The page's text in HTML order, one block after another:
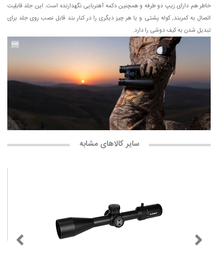
خاطر هم دارای زیپ دو طرفه و همچنین دکمه آهنربایی نگهدارنده است. این جلد قابلیت
اتصال به کمربند, کوله پشتی و یا هر چیز دیگری را در کنار بند قابل نصب روی جلد برای
تبدیل شدن به کیف دوشی را دارد.
سایر کالاهای مشابه